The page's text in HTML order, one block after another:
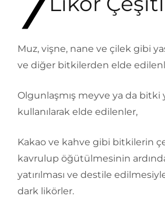
Muz, vişne, nane ve çilek gibi
ve diğer bitkilerden elde
Olgunlaşmış meyve ya da bitki
kullanılarak elde edilenler,
Kakao ve kahve gibi bitkilerin
kavrulup öğütülmesinin
yatırılması ve destile
dark likörler.